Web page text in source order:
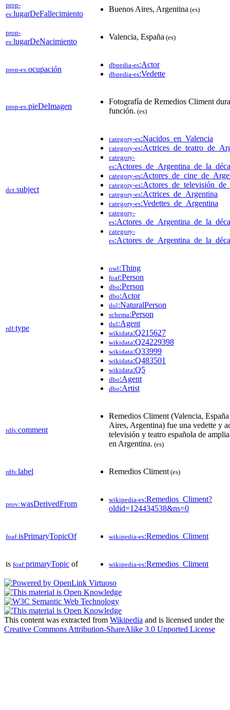
prop-
es:lugarDeFallecimiento
Buenos Aires, Argentina (es)
prop-
es:lugarDeNacimiento
Valencia, España (es)
prop-es:ocupación dbpedia-es:Actor
dbpedia-es:Vedette
prop-es:pieDeImagen
Fotografía de Remedios Climent
función. (es)
dct:subject
category-es:Nacidos_en_Valencia
category-es
category-
es
category-es
category-es
category-es:Actrices_de_Argentina
category-es:Vedettes_de_Argentina
category-
es
category-
es
rdf:type
owl:Thing
foaf:Person
dbo:Person
dbo:Actor
dul:NaturalPerson
schema:Person
dul:Agent
wikidata:Q215627
wikidata:Q24229398
wikidata:Q33999
wikidata:Q483501
wikidata:Q5
dbo:Agent
dbo:Artist
rdfs:comment
Remedios Climent (Valencia,
Aires, Argentina) fue una vedette y
televisión y teatro española de
en Argentina. (es)
rdfs:label Remedios Climent (es)
prov:wasDerivedFrom wikipedia-es:Remedios_Climent?
oldid=124434538&ns=0
foaf:isPrimaryTopicOf wikipedia-es:Remedios_Climent
is foaf:primaryTopic of wikipedia-es:Remedios_Climent
This content was extracted from Wikipedia and is licensed under the
Creative Commons Attribution-ShareAlike 3.0 Unported License